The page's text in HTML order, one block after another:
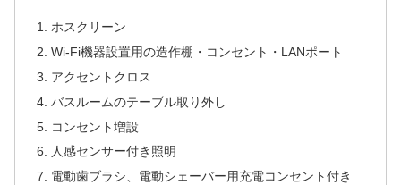
ホスクリーン
Wi-Fi機器設置用の造作棚・コンセント・LANポート
アクセントクロス
バスルームのテーブル取り外し
コンセント増設
人感センサー付き照明
電動歯ブラシ、電動シェーバー用充電コンセント付き